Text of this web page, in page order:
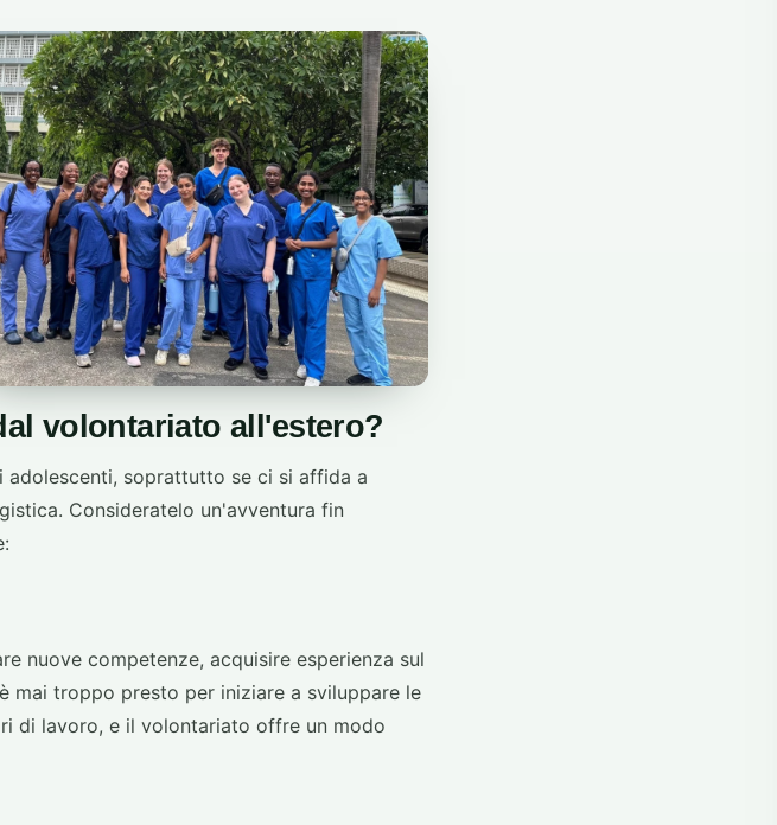
volontariato all'estero?
soprattutto se ci si affida a
Consideratelo un'avventura fin
nuove competenze, acquisire esperienza sul
mai troppo presto per iniziare a sviluppare le
di lavoro, e il volontariato offre un modo